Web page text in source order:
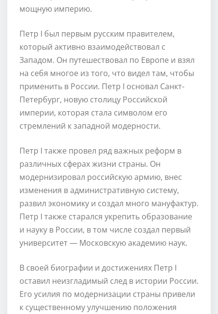
мощную империю.
Петр I был первым русским правителем,
который активно взаимодействовал с
Западом. Он путешествовал по Европе и взял
на себя многое из того, что видел там, чтобы
применить в России. Петр I основал Санкт-
Петербург, новую столицу Российской
империи, которая стала символом его
стремлений к западной модерности.
Петр I также провел ряд важных реформ в
различных сферах жизни страны. Он
модернизировал российскую армию, внес
изменения в административную систему,
развил экономику и создал много мануфактур.
Петр I также старался укрепить образование
и науку в России, в том числе создал первый
университет — Московскую академию наук.
В своей биографии и достижениях Петр I
оставил неизгладимый след в истории России.
Его усилия по модернизации страны привели
к существенному улучшению положения